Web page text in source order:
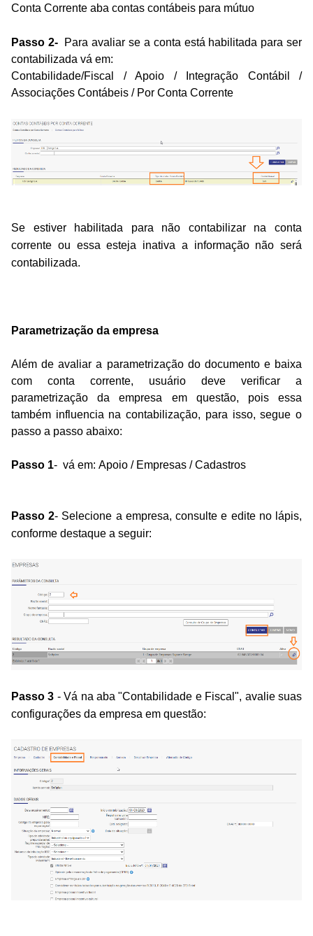
Conta Corrente aba contas contábeis para mútuo
Passo 2-
Para avaliar se a conta está habilitada para ser
contabilizada vá em:
Contabilidade/Fiscal / Apoio / Integração Contábil /
Associações Contábeis / Por Conta Corrente
Se estiver habilitada para não contabilizar na conta
corrente ou essa esteja inativa a informação não será
contabilizada.
Parametrização da empresa
Além de avaliar a parametrização do documento e baixa
com conta corrente, usuário deve verificar a
parametrização da empresa em questão, pois essa
também influencia na contabilização, para isso, segue o
passo a passo abaixo:
Passo 1- vá em: Apoio / Empresas / Cadastros
Passo 2- Selecione a empresa, consulte e edite no lápis,
conforme destaque a seguir:
Passo 3 - Vá na aba "Contabilidade e Fiscal", avalie suas
configurações da empresa em questão: